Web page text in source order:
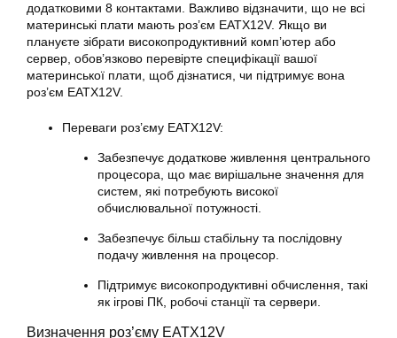
додатковими 8 контактами. Важливо відзначити, що не всі
материнські плати мають роз’єм EATX12V. Якщо ви
плануєте зібрати високопродуктивний комп’ютер або
сервер, обов’язково перевірте специфікації вашої
материнської плати, щоб дізнатися, чи підтримує вона
роз’єм EATX12V.
Переваги роз’єму EATX12V:
Забезпечує додаткове живлення центрального
процесора, що має вирішальне значення для
систем, які потребують високої
обчислювальної потужності.
Забезпечує більш стабільну та послідовну
подачу живлення на процесор.
Підтримує високопродуктивні обчислення, такі
як ігрові ПК, робочі станції та сервери.
Визначення роз’єму EATX12V